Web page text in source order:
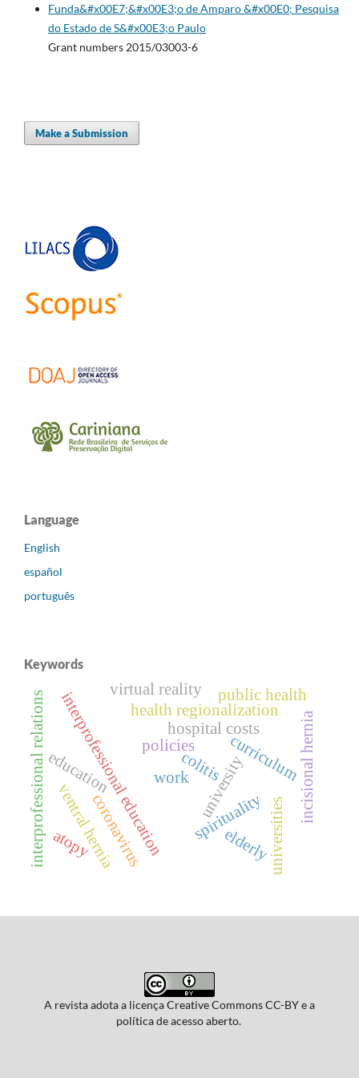
Funda&#x00E7;&#x00E3;o de Amparo &#x00E0; Pesquisa
do Estado de S&#x00E3;o Paulo
Grant numbers 2015/03003-6
Make a Submission
Language
English
español
português
Keywords
interprofessional educationwork
policies
universitycurriculum
education
spirituality
interprofessional relations universities
hospital costs
health regionalization
incisional hernia
ventral hernia
public health
coronavirus
colitis
elderly
atopy
virtual reality
A revista adota a licença Creative Commons CC-BY e a
política de acesso aberto.